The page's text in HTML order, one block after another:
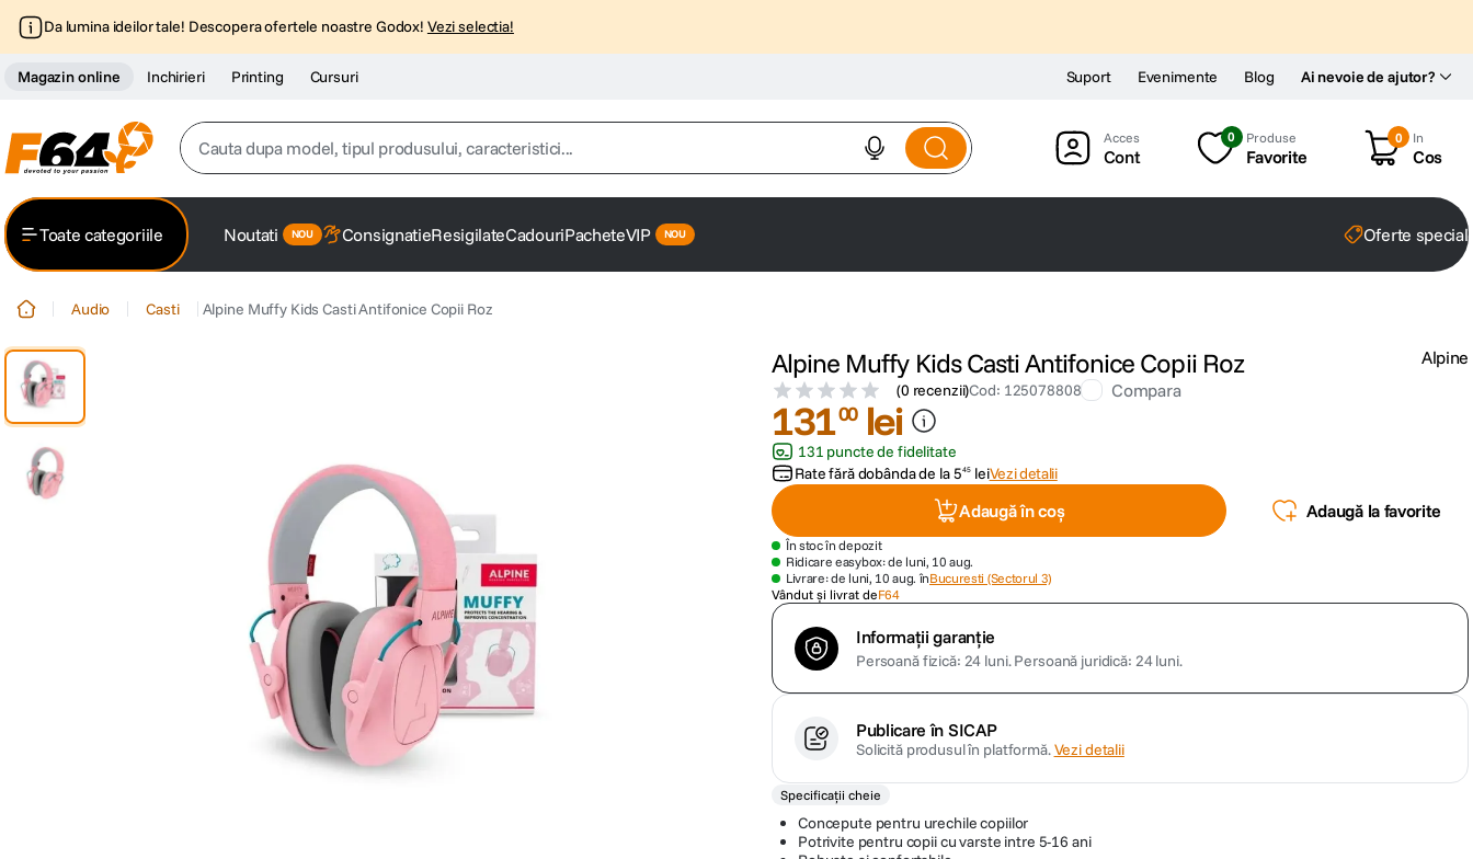
Da lumina ideilor tale! Descopera ofertele noastre Godox! Vezi selectia!
Magazin online Inchirieri Printing Cursuri Ai nevoie de ajutor?
Suport Evenimente Blog
Cauta dupa model, tipul produsului, caracteristici...
2. trepied
lavaliera
canon sx740 hs
card memorie
sony fx
dji mic mini
dji osmo pocket 4
Cont
0 Produse
Favorite
0 In
Cos
Toate categoriile Noutati ConsignatieResigilateCadouriPacheteVIP Oferte
Audio Casti Alpine Muffy Kids Casti Antifonice Copii Roz
Alpine Muffy Kids Casti Antifonice Copii Roz
(0 recenzii)Cod: 125078808 Compara
Alpine
13100 lei
131 puncte de fidelitate
Rate fără dobânda de la545 leiVezi detalii
Adaugă în coș Adaugă la favorite
În stoc în depozit
Ridicare easybox: de luni, 10 aug.
Livrare: de luni, 10 aug. înBucuresti (Sectorul 3)
Vândut și livrat deF64
Informații garanție
Persoană fizică: 24 luni.Persoană juridică: 24 luni.
Publicare în SICAP
Solicită produsul în platformă.Vezi detalii
Specificații cheie
Concepute pentru urechile copiilor
Potrivite pentru copii cu varste intre 5-16 ani